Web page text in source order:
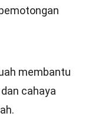
membantu
cahaya